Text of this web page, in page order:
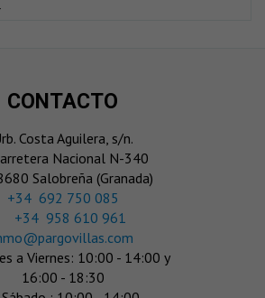
CONTACTO
Costa Aguilera, s/n.
Nacional N-340
Salobreña (Granada)
‎+34 692 750 085
+34 958 610 961
a Viernes: 10:00 - 14:00 y
16:00 - 18:30